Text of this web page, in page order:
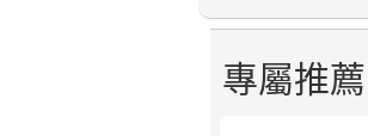
專屬推薦